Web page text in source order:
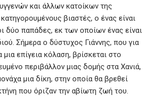
και άλλων κατοίκων της
βιαστές, ο ένας είναι
δύο παπάδες, εκ των οποίων ένας είναι
Σήμερα ο δύστυχος Γιάννης, που για
επίγεια κόλαση, βρίσκεται στο
περιβάλλον μιας δομής στα Χανιά,
μια δίκη, στην οποία θα βρεθεί
που όριζαν την αβίωτη ζωή του.